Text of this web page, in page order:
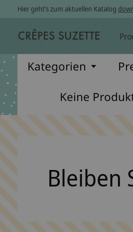
Hier geht’s zum aktuellen Katalog
Kategorien
Keine
Bleiben